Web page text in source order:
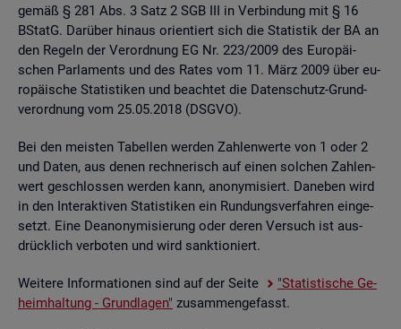
gemäß § 281 Abs. 3 Satz 2 SGB III in Ver­bin­dung mit § 16
BStatG. Dar­über hin­aus ori­en­tiert sich die Sta­tis­tik der BA an
den Re­geln der Ver­ord­nung EG Nr. 223/2009 des Eu­ro­päi­
schen Par­la­ments und des Rates vom 11. März 2009 über eu­
ro­päi­sche Sta­tis­ti­ken und be­ach­tet die Da­ten­schutz-Grund­
ver­ord­nung vom 25.05.2018 (DSGVO).
Bei den meis­ten Ta­bel­len wer­den Zah­len­wer­te von 1 oder 2
und Daten, aus denen rech­ne­risch auf einen sol­chen Zah­len­
wert ge­schlos­sen wer­den kann, an­ony­mi­siert. Da­ne­ben wird
in den In­ter­ak­ti­ven Sta­tis­ti­ken ein Run­dungs­ver­fah­ren ein­ge­
setzt. Eine De­an­ony­mi­sie­rung oder deren Ver­such ist aus­
drück­lich ver­bo­ten und wird sank­tio­niert.
Wei­te­re In­for­ma­tio­nen sind auf der Seite
"Sta­tis­ti­sche Ge­
heim­hal­tung - Grund­la­gen" zu­sam­men­ge­fasst.